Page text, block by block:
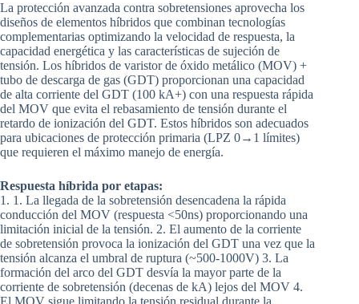
La protección avanzada contra sobretensiones aprovecha los
diseños de elementos híbridos que combinan tecnologías
complementarias optimizando la velocidad de respuesta, la
capacidad energética y las características de sujeción de
tensión. Los híbridos de varistor de óxido metálico (MOV) +
tubo de descarga de gas (GDT) proporcionan una capacidad
de alta corriente del GDT (100 kA+) con una respuesta rápida
del MOV que evita el rebasamiento de tensión durante el
retardo de ionización del GDT. Estos híbridos son adecuados
para ubicaciones de protección primaria (LPZ 0→1 límites)
que requieren el máximo manejo de energía.
Respuesta híbrida por etapas:
1. 1. La llegada de la sobretensión desencadena la rápida
conducción del MOV (respuesta <50ns) proporcionando una
limitación inicial de la tensión. 2. El aumento de la corriente
de sobretensión provoca la ionización del GDT una vez que la
tensión alcanza el umbral de ruptura (~500-1000V) 3. La
formación del arco del GDT desvía la mayor parte de la
corriente de sobretensión (decenas de kA) lejos del MOV 4.